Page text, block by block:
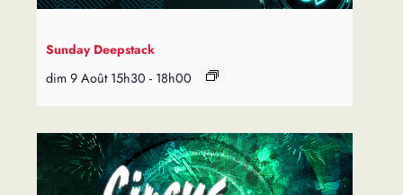
Sunday Deepstack
dim 9 Août 15h30 - 18h00